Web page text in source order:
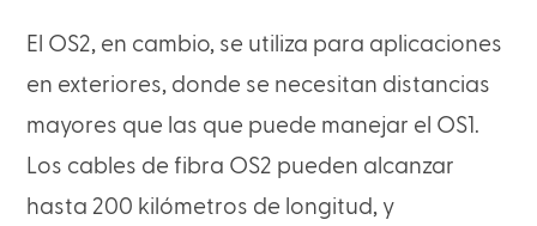
El OS2, en cambio, se utiliza para aplicaciones
en exteriores, donde se necesitan distancias
mayores que las que puede manejar el OS1.
Los cables de fibra OS2 pueden alcanzar
hasta 200 kilómetros de longitud, y